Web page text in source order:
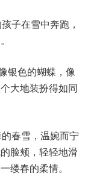
子在雪中奔跑，
银色的蝴蝶，像
大地装扮得如同
春雪，温婉而宁
脸颊，轻轻地滑
缕春的柔情。